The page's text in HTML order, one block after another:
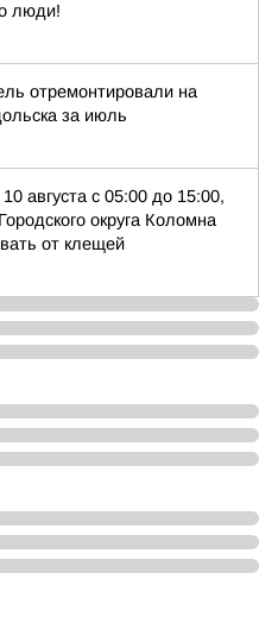
люди!
отремонтировали на
за июль
августа с 05:00 до 15:00,
округа Коломна
от клещей